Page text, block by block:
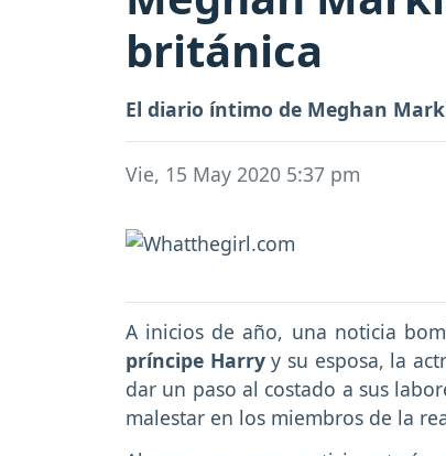
británica
El diario íntimo de Meghan
Vie, 15 May 2020 5:37 pm
A inicios de año, una noticia
príncipe Harryy su esposa, la
dar un paso al costado a sus
malestar en los miembros de la